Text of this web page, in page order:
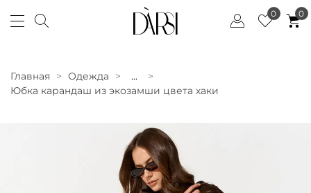
0 0
Главная Одежда
...
Юбка карандаш из экозамши цвета хаки